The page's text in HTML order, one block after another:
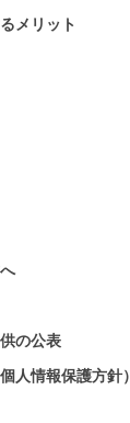
メリット
の公表
人情報保護方針）